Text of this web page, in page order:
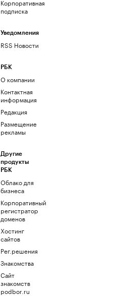
Корпоративная
подписка
Уведомления
RSS Новости
РБК
О компании
Контактная
информация
Редакция
Размещение
рекламы
Другие
продукты
РБК
Облако для
бизнеса
Корпоративный
регистратор
доменов
Хостинг
сайтов
Рег.решения
Знакомства
Сайт
знакомств
podbor.ru